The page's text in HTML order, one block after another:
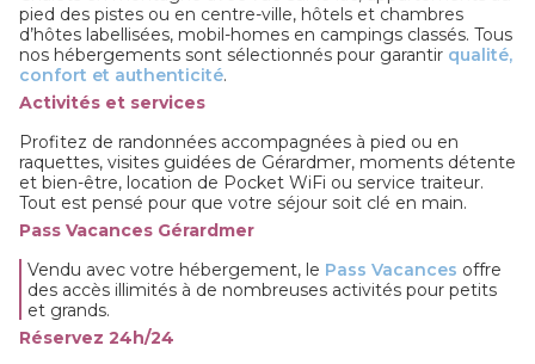
pied des pistes ou en centre-ville, hôtels et chambres
d’hôtes labellisées, mobil-homes en campings classés. Tous
nos hébergements sont sélectionnés pour garantir qualité,
confort et authenticité.
Activités et services
Profitez de randonnées accompagnées à pied ou en
raquettes, visites guidées de Gérardmer, moments détente
et bien-être, location de Pocket WiFi ou service traiteur.
Tout est pensé pour que votre séjour soit clé en main.
Pass Vacances Gérardmer
Vendu avec votre hébergement, le Pass Vacances offre
des accès illimités à de nombreuses activités pour petits
et grands.
Réservez 24h/24